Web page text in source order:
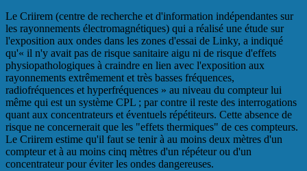
Le Criirem (centre de recherche et d'information indépendantes sur
les rayonnements électromagnétiques) qui a réalisé une étude sur
l'exposition aux ondes dans les zones d'essai de Linky, a indiqué
qu'« il n'y avait pas de risque sanitaire aigu ni de risque d'effets
physiopathologiques à craindre en lien avec l'exposition aux
rayonnements extrêmement et très basses fréquences,
radiofréquences et hyperfréquences » au niveau du compteur lui
même qui est un système CPL ; par contre il reste des interrogations
quant aux concentrateurs et éventuels répétiteurs. Cette absence de
risque ne concernerait que les "effets thermiques" de ces compteurs.
Le Criirem estime qu'il faut se tenir à au moins deux mètres d'un
compteur et à au moins cinq mètres d'un répéteur ou d'un
concentrateur pour éviter les ondes dangereuses.